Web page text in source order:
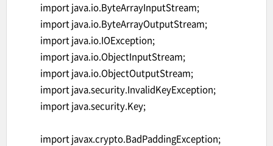
import java.io.ByteArrayInputStream;
import java.io.ByteArrayOutputStream;
import java.io.IOException;
import java.io.ObjectInputStream;
import java.io.ObjectOutputStream;
import java.security.InvalidKeyException;
import java.security.Key;
import javax.crypto.BadPaddingException;